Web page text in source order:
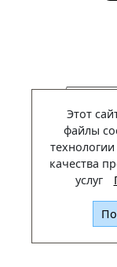
Этот
файлы
качества
услуг